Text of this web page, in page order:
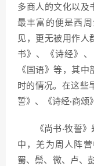
多商人的文化以及
最丰富的便是西
见，更无被用作人
书》、《诗经》
《国语》等，其
时的情况。在这些
誓》、《诗经·商颂
《尚书·牧誓》
中，羌为周人阵
蜀、鬃、微、卢、